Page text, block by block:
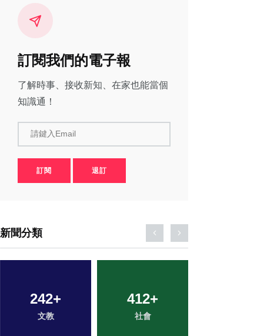
訂閱我們的電子報
了解時事、接收新知、在家也能當個
知識通！
請鍵入Email
訂閱 退訂
新聞分類
220+
健康
76+
農業